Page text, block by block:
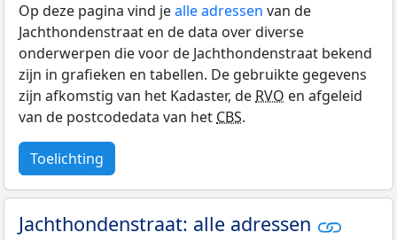
Op deze pagina vind jealle adressen van de
Jachthondenstraat en de data over diverse
onderwerpen die voor de Jachthondenstraat bekend
zijn in grafieken en tabellen. De gebruikte gegevens
zijn afkomstig van het Kadaster, deRVO en afgeleid
van de postcodedata van hetCBS.
Toelichting
Jachthondenstraat: alle adressen